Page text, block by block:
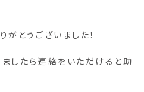
とうございました！
したら連絡をいただけると助